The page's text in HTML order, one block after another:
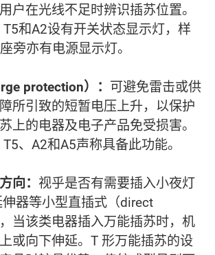
户在光线不足时辨识插苏位置。
和A2设有开关状态显示灯，样
旁亦有电源显示灯。
protection）： 可避免雷击或供
所引致的短暂电压上升，以保护
上的电器及电子产品免受损害。
、A2和A5声称具备此功能。
向： 视乎是否有需要插入小夜灯
器等小型直插式（direct
当该类电器插入万能插苏时，机
或向下伸延。T 形万能插苏的设